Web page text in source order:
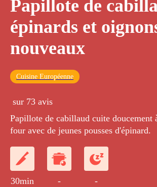
Papillote de
épinards et
nouveaux
Cuisine Européenne
sur 73 avis
Papillote de cabillaud cuite doucement
four avec de jeunes pousses d'épinard.
30min - -